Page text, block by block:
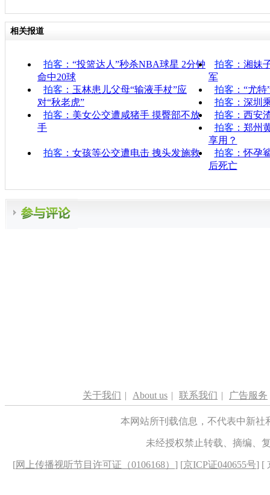
相关报道
拍客 ：“投篮达人”秒杀NBA球星 2分钟
命中20球
拍客 ：湘妹
军
拍客 ：玉林患儿父母“输液手杖”应
对“秋老虎”
拍客 ：“尤
拍客 ：深圳
拍客 ：美女公交遭咸猪手 摸臀部不放
手
拍客 ：西安
拍客 ：郑州
享用？
拍客 ：女孩等公交遭电击 拽头发施救 拍客 ：怀孕
后死亡
关于我们 | About us | 联系我们 | 广告服务
本网站所刊载信息，不代表中新
未经授权禁止转载、摘编、
[网上传播视听节目许可证（0106168） ] [京ICP证040655号] [